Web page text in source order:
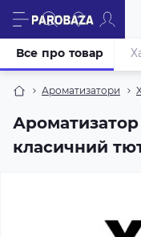
Ароматизатори
класичний
Все про товар